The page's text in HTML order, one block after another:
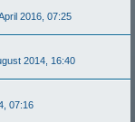
2016, 07:25
2014, 16:40
07:16